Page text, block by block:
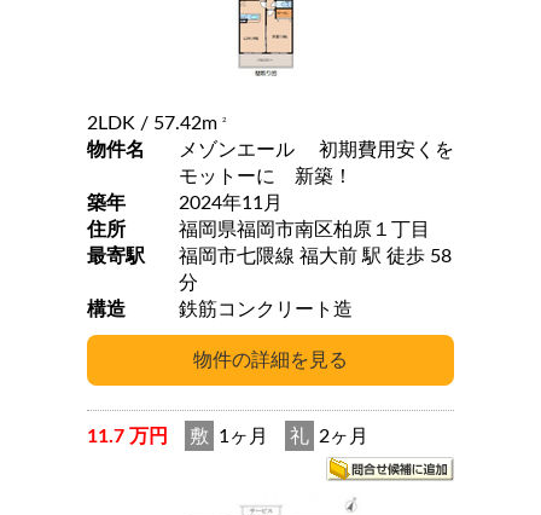
2LDK / 57.42m 2
物件名
メゾンエール 初期費用安くを
モットーに 新築！
築年
2024年11月
住所
福岡県福岡市南区柏原１丁目
最寄駅
福岡市七隈線 福大前 駅 徒歩 58
分
構造
鉄筋コンクリート造
11.7 万円 敷 1ヶ月 礼 2ヶ月